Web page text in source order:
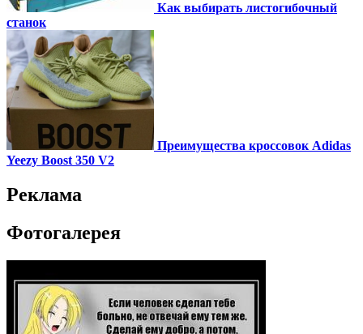
Как выбирать листогибочный
станок
Преимущества кроссовок Adidas
Yeezy Boost 350 V2
Реклама
Фотогалерея